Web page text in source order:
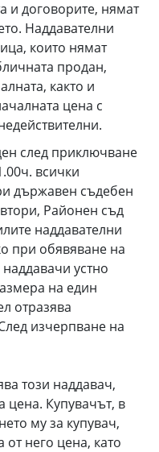
и договорите, нямат
Наддавателни
които нямат
продан,
както и
цена с
след приключване
всички
държавен съдебен
Районен съд
наддавателни
при обявяване на
устно
на един
отразява
изчерпване на
този наддавач,
цена. Купувачът, в
му за купувач,
от него цена, като